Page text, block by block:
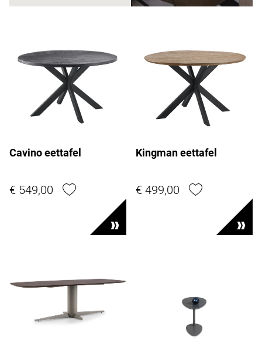
Cavino eettafel
€ 549,00
Kingman eettafel
€ 499,00